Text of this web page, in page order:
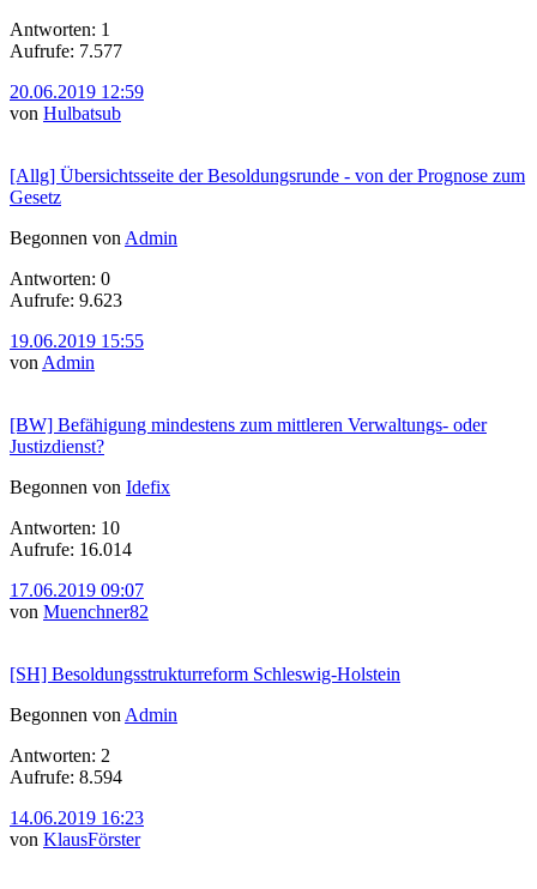
Antworten: 1
Aufrufe: 7.577
20.06.2019 12:59
von Hulbatsub
[Allg] Übersichtsseite der Besoldungsrunde - von der Prognose zum
Gesetz
Begonnen von Admin
Antworten: 0
Aufrufe: 9.623
19.06.2019 15:55
von Admin
[BW] Befähigung mindestens zum mittleren Verwaltungs- oder
Justizdienst?
Begonnen von Idefix
Antworten: 10
Aufrufe: 16.014
17.06.2019 09:07
von Muenchner82
[SH] Besoldungsstrukturreform Schleswig-Holstein
Begonnen von Admin
Antworten: 2
Aufrufe: 8.594
14.06.2019 16:23
von KlausFörster